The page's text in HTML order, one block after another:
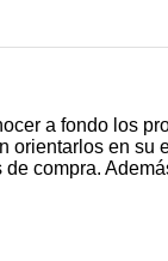
a fondo los
en
compra.